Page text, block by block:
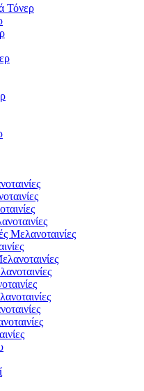
Τόνερ
Μελανοταινίες